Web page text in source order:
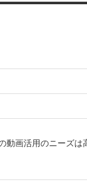
動画活用のニーズは